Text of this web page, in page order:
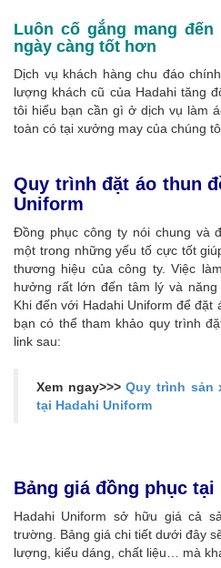
Luôn cố gắng mang
ngày càng tốt hơn
Dịch vụ khách hàng chu đáo
lượng khách cũ của Hadahi tăng
tôi hiểu bạn cần gì ở dịch vụ làm
toàn có tại xưởng may của chúng
Quy trình đặt áo thun
Uniform
Đồng phục công ty nói chung và
một trong những yếu tố cực tốt
thương hiệu của công ty. Việc
hưởng rất lớn đến tâm lý và năng
Khi đến với Hadahi Uniform để đặt
bạn có thể tham khảo quy trình
link sau:
Xem ngay>>>Quy trình sản
tại Hadahi Uniform
Bảng giá đồng phục tại
Hadahi Uniform sở hữu giá cả
trường. Bảng giá chi tiết dưới đây
lượng, kiểu dáng, chất liệu… mà